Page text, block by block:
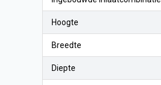
Hoogte
Breedte
Diepte